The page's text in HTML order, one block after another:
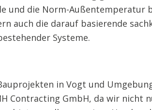
und die Norm-
auch die darauf basierende
Systeme.
in Vogt und
Contracting GmbH, da wir nicht